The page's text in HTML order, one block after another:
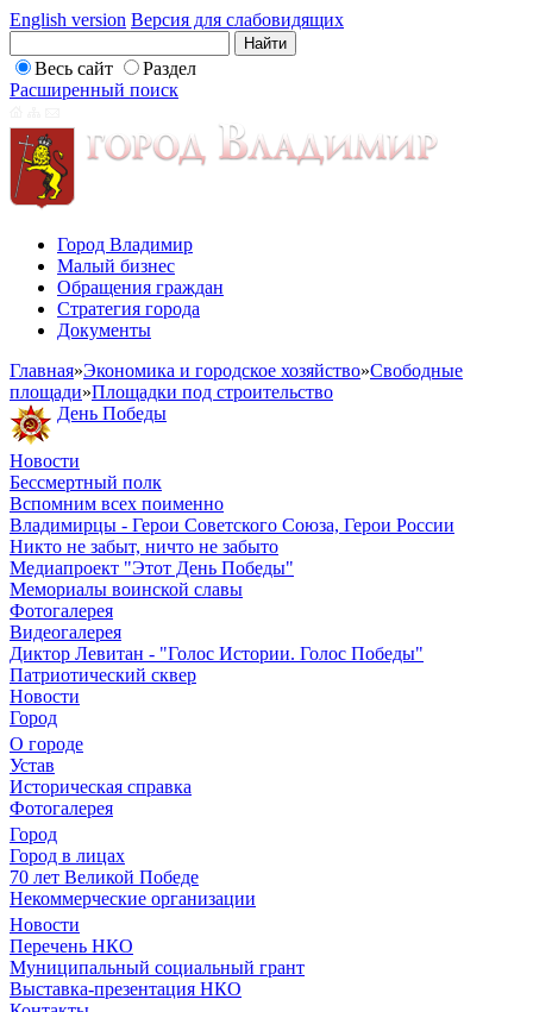
English version Версия для слабовидящих
Весь сайт
Раздел
Расширенный поиск
Город Владимир
Малый бизнес
Обращения граждан
Стратегия города
Документы
Главная»Экономика и городское хозяйство»Свободные
площади»Площадки под строительство
День Победы
Новости
Бессмертный полк
Вспомним всех поименно
Владимирцы - Герои Советского Союза, Герои России
Никто не забыт, ничто не забыто
Медиапроект "Этот День Победы"
Мемориалы воинской славы
Фотогалерея
Видеогалерея
Диктор Левитан - "Голос Истории. Голос Победы"
Патриотический сквер
Новости
Город
О городе
Устав
Историческая справка
Фотогалерея
Город
Город в лицах
70 лет Великой Победе
Некоммерческие организации
Новости
Перечень НКО
Муниципальный социальный грант
Выставка-презентация НКО